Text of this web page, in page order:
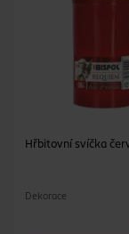
Hřbitovní svíčka
Dekorace